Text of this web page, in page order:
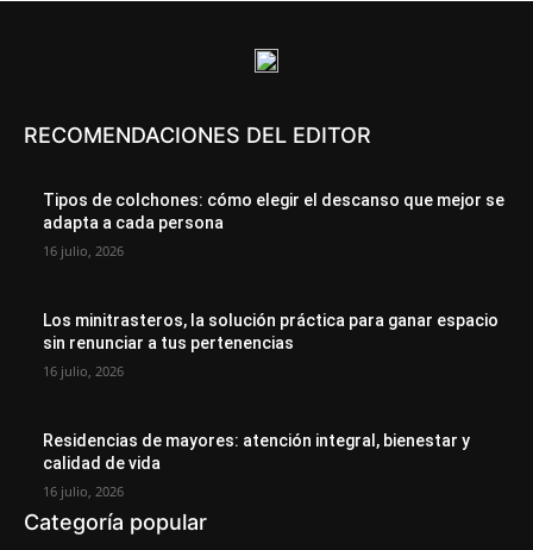
RECOMENDACIONES DEL EDITOR
Tipos de colchones: cómo elegir el descanso que mejor se
adapta a cada persona
16 julio, 2026
Los minitrasteros, la solución práctica para ganar espacio
sin renunciar a tus pertenencias
16 julio, 2026
Residencias de mayores: atención integral, bienestar y
calidad de vida
16 julio, 2026
Categoría popular